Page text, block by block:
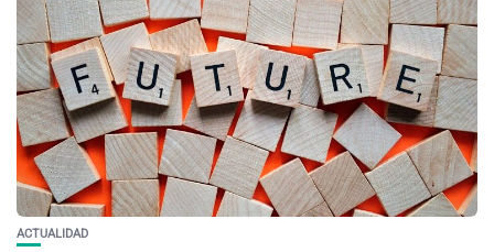
ACTUALIDAD